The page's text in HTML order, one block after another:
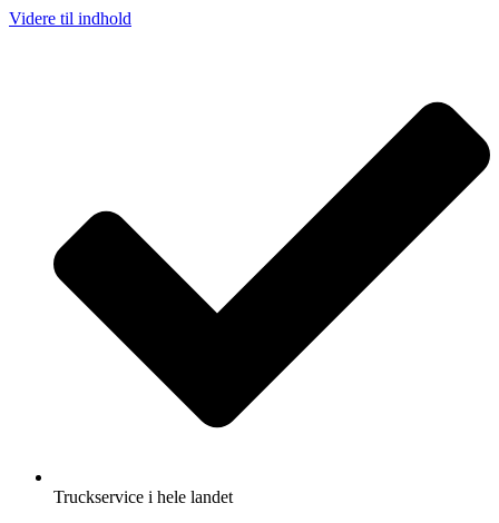
Videre til indhold
Truckservice i hele landet